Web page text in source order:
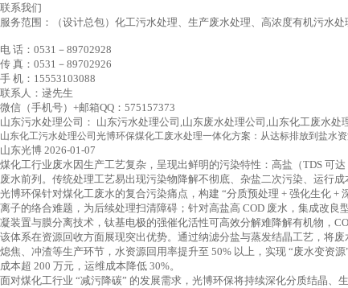
联系我们
服务范围：（设计总包）化工污水处理、生产废水处理、高浓度有机污水
电 话：0531－89702928
传 真：0531－89702926
手 机：15553103088
联系人：逯先生
微信（手机号）+邮箱QQ：575157373
山东污水处理公司： 山东污水处理公司,山东废水处理公司,山东化工废水处
山东化工污水处理公司光博环保煤化工废水处理一体化方案：从达标排放到盐水
山东光博 2026-01-07
煤化工行业废水因生产工艺复杂，呈现出鲜明的污染特性：高盐（TDS 可
废水前列。传统处理工艺易出现污染物降解不彻底、杂盐二次污染、运行
光博环保针对煤化工废水的复合污染痛点，构建 “分质预处理 + 强化生化
离子的络合难题，为后续处理扫清障碍；针对高盐高 COD 废水，集成改
凝装置与膜分离技术，钛基电极的强催化活性可高效分解难降解有机物，
该体系在资源回收方面展现突出优势。通过纳滤分盐与蒸发结晶工艺，将
熄焦、冲渣等生产环节，水资源回用率提升至 50% 以上，实现 “废水变资
成本超 200 万元，运维成本降低 30%。
面对煤化工行业 “减污降碳” 的发展需求，光博环保将持续深化分质结晶